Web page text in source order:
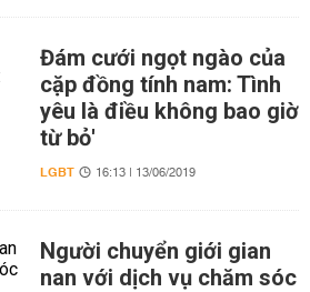
Đám cưới ngọt ngào của
cặp đồng tính nam: Tình
yêu là điều không bao giờ
từ bỏ'
LGBT 16:13 | 13/06/2019
Người chuyển giới gian
nan với dịch vụ chăm sóc